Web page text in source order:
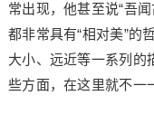
常出现，他甚至说“吾
都非常具有“相对美”的
大小、远近等一系列的
些方面，在这里就不一